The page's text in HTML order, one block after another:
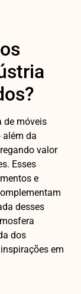
de móveis
além da
valor
Esses
e
desses
dos
em